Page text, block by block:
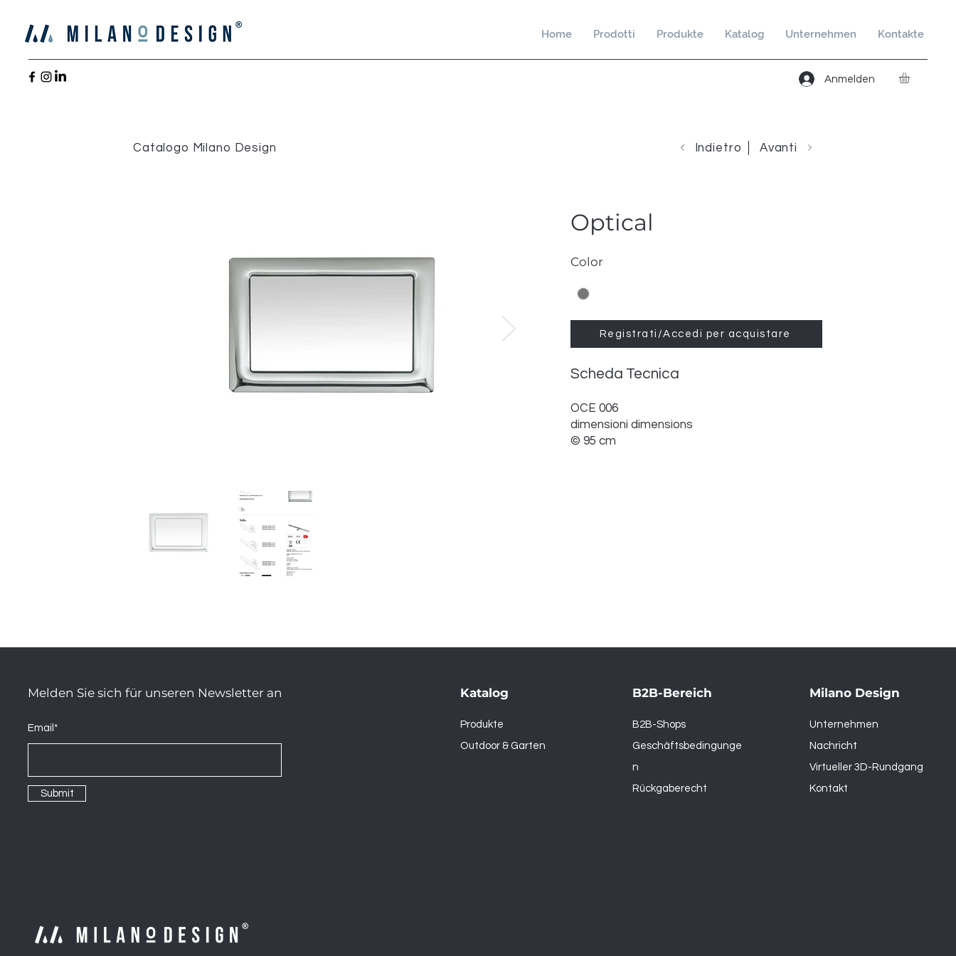
Home Prodotti Produkte Katalog Unternehmen Kontakte
Anmelden
Catalogo Milano Design Indietro Avanti
Optical
Color
Registrati/Accedi per acquistare
Scheda Tecnica
OCE 006
dimensioni dimensions
© 95 cm
Melden Sie sich für unseren Newsletter an
Email*
Submit
Katalog
Produkte
Outdoor & Garten
B2B-Bereich
B2B-Shops
Geschäftsbedingunge
n
Rückgaberecht
Milano Design
Unternehmen
Nachricht
Virtueller 3D-Rundgang
Kontakt